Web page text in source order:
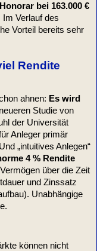
bei 163.000 €
Im Verlauf des
Vorteil bereits sehr
Rendite
ahnen: Es wird
Studie von
der Universität
Anleger primär
„intuitives Anlegen“
4 % Rendite
über die Zeit
und Zinssatz
Unabhängige
können nicht